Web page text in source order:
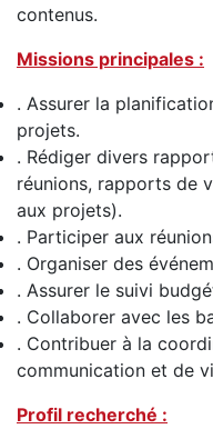
contenus.
Missions principales :
. Assurer la
projets.
. Rédiger divers
réunions, rapports de
aux projets).
. Participer aux
. Organiser des
. Assurer le suivi
. Collaborer avec les
. Contribuer à la
communication et de
Profil recherché :